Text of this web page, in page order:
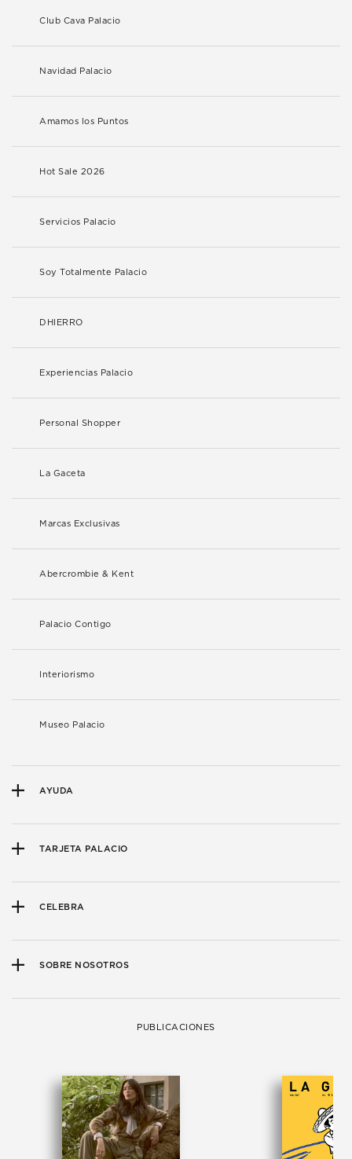
Club Cava Palacio
Navidad Palacio
Amamos los Puntos
Hot Sale 2026
Servicios Palacio
Soy Totalmente Palacio
DHIERRO
Experiencias Palacio
Personal Shopper
La Gaceta
Marcas Exclusivas
Abercrombie & Kent
Palacio Contigo
Interiorismo
Museo Palacio
AYUDA
TARJETA PALACIO
CELEBRA
SOBRE NOSOTROS
PUBLICACIONES